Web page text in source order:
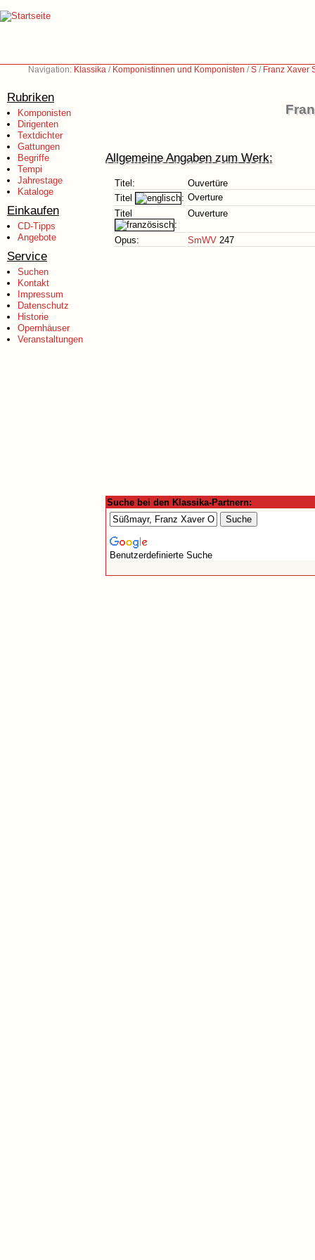
Navigation: Klassika / Komponistinnen und Komponisten /S / Franz Xaver
Rubriken
Komponisten
Dirigenten
Textdichter
Gattungen
Begriffe
Tempi
Jahrestage
Kataloge
Einkaufen
CD-Tipps
Angebote
Service
Suchen
Kontakt
Impressum
Datenschutz
Historie
Opernhäuser
Veranstaltungen
Allgemeine Angaben zum Werk:
Titel:
Ouvertüre
Titel
: Overture
Titel
:
Ouverture
Opus: SmWV 247
Suche bei den Klassika-Partnern:
Benutzerdefinierte Suche